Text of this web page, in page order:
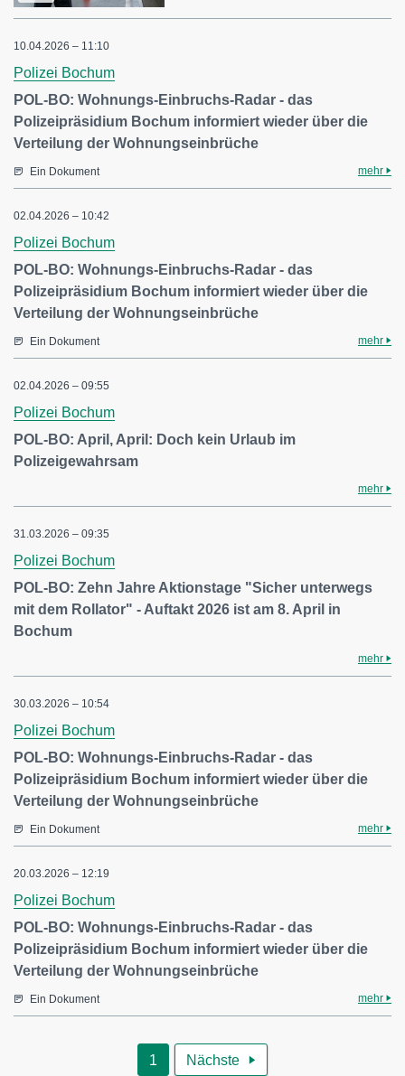
10.04.2026 – 11:10
Polizei Bochum
POL-BO: Wohnungs-Einbruchs-Radar - das
Polizeipräsidium Bochum informiert wieder über die
Verteilung der Wohnungseinbrüche
Ein Dokument mehr
02.04.2026 – 10:42
Polizei Bochum
POL-BO: Wohnungs-Einbruchs-Radar - das
Polizeipräsidium Bochum informiert wieder über die
Verteilung der Wohnungseinbrüche
Ein Dokument mehr
02.04.2026 – 09:55
Polizei Bochum
POL-BO: April, April: Doch kein Urlaub im
Polizeigewahrsam
mehr
31.03.2026 – 09:35
Polizei Bochum
POL-BO: Zehn Jahre Aktionstage "Sicher unterwegs
mit dem Rollator" - Auftakt 2026 ist am 8. April in
Bochum
mehr
30.03.2026 – 10:54
Polizei Bochum
POL-BO: Wohnungs-Einbruchs-Radar - das
Polizeipräsidium Bochum informiert wieder über die
Verteilung der Wohnungseinbrüche
Ein Dokument mehr
20.03.2026 – 12:19
Polizei Bochum
POL-BO: Wohnungs-Einbruchs-Radar - das
Polizeipräsidium Bochum informiert wieder über die
Verteilung der Wohnungseinbrüche
Ein Dokument mehr
1 Nächste 